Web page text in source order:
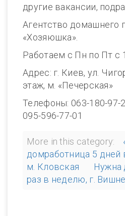
другие вакансии,
Агентство домашнего
«Хозяюшка».
Работаем с Пн по Пт
Адрес: г. Киев, ул.
этаж, м. «Печерская»
Телефоны: 063-180-97-
095-596-77-01
More in this category:
домработница 5 дней
м. Кловская
Нужна
раз в неделю, г.